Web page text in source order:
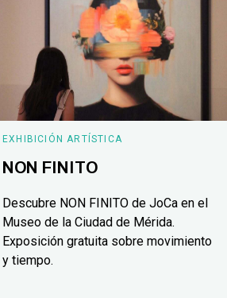
EXHIBICIÓN ARTÍSTICA
NON FINITO
Descubre NON FINITO de JoCa en el
Museo de la Ciudad de Mérida.
Exposición gratuita sobre movimiento
y tiempo.